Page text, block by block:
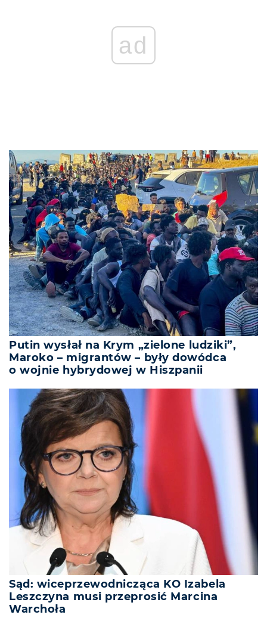
ad
Putin wysłał na Krym „zielone ludziki”,
Maroko – migrantów – były dowódca
o wojnie hybrydowej w Hiszpanii
Sąd: wiceprzewodnicząca KO Izabela
Leszczyna musi przeprosić Marcina
Warchoła